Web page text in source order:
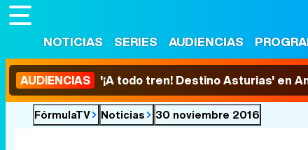
NOTICIAS SERIES AUDIENCIAS
AUDIENCIAS '¡A todo tren! Destino Asturias' en
FórmulaTV Noticias 30 noviembre 2016